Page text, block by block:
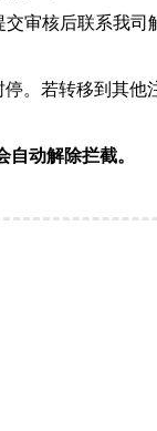
交审核后联系我司
。若转移到其他
动解除拦截。